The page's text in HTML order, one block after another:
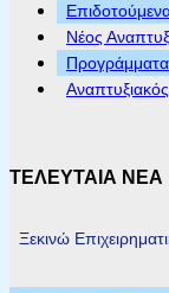
Νέος
ΤΕΛΕΥΤΑΙΑ ΝΕΑ
Ξεκινώ